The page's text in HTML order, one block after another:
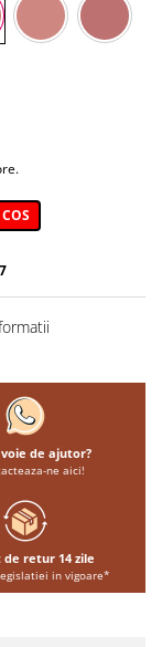
de ajutor?
ne aici!
de retur 14 zile
in vigoare*